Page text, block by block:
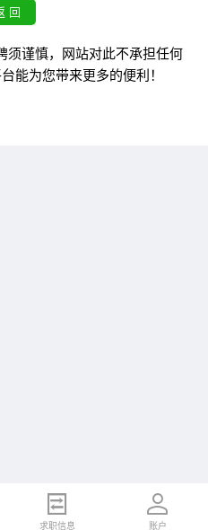
须谨慎，网站对此不承担任何
能为您带来更多的便利！
求职信息 账户